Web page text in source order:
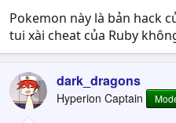
Pokemon này là bản hack
tui xài cheat của Ruby
dark_dragons
Hyperion Captain